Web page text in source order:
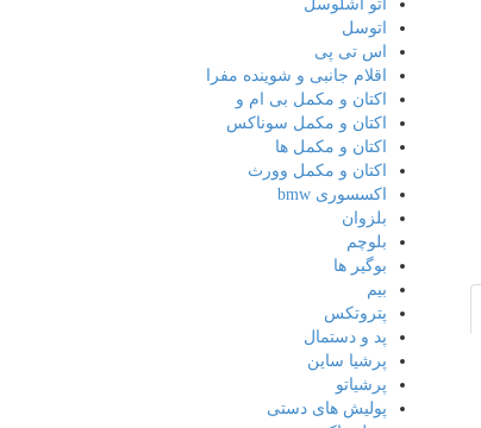
اتو اشلوسل
اتوسل
اس تی پی
اقلام جانبی و شوینده مفرا
اکتان و مکمل بی ام و
اکتان و مکمل سوناکس
اکتان و مکمل ها
اکتان و مکمل وورث
اکسسوری bmw
بلزوان
بلوچم
بوگیر ها
بیم
پتروتکس
پد و دستمال
پرشیا ساین
پرشیاتو
پولیش های دستی